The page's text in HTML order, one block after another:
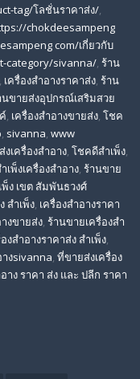
tag/โลชั่นราคาส่ง/,
chokdeesampeng
com/เกี่ยวกับ
category/sivanna/, ร้าน
, เครื่องสำอางราคาส่ง, ร้าน
นขายส่งอุปกรณ์เสริมสวย
, เครื่องสำอางขายส่ง, โชค
, sivanna, www
งเครื่องสำอาง, โชคดีสำเพ็ง,
เพ็งเครื่องสําอาง, ร้านขาย
ง เขต สัมพันธวงศ์
สําเพ็ง, เครื่องสําอางราคา
งขายส่ง, ร้านขายเครื่องสํา
งสําอางราคาส่ง สําเพ็ง,
งsivanna, ที่ขายส่งเครื่อง
าง ราคา ส่ง และ ปลีก ราคา